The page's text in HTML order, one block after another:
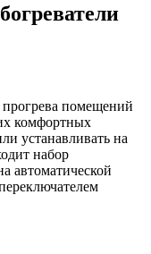
прогрева помещений
комфортных
устанавливать на
набор
автоматической